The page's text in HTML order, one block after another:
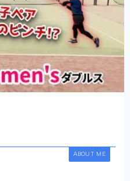
ABOUT ME